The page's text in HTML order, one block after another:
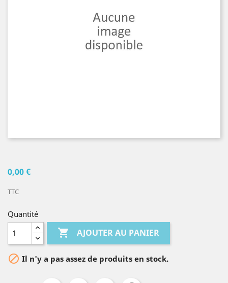
0,00 €
TTC
Quantité
 AJOUTER AU PANIER
 Il n'y a pas assez de produits en stock.